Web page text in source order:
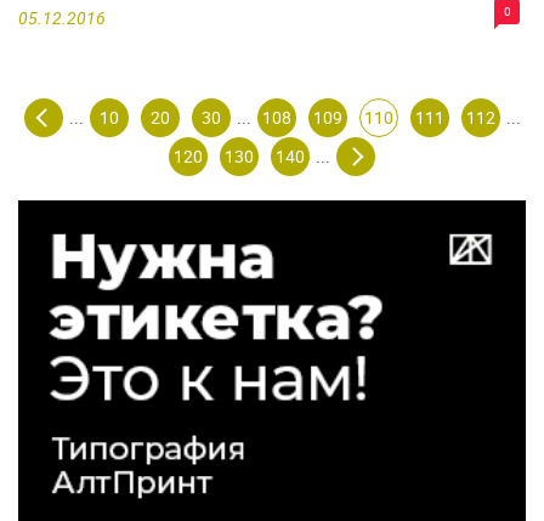
05.12.2016 0
... 10 20 30 ... 108 109 110 111 112 ...
120
130 140 ...